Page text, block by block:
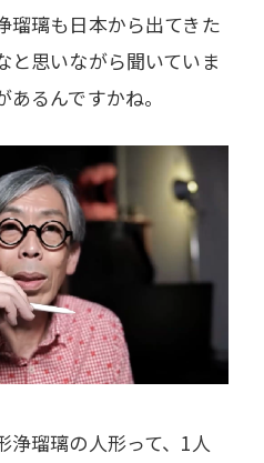
璃も日本から出てきた
と思いながら聞いていま
るんですかね。
瑠璃の人形って、1人